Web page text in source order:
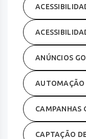
ANÚNCIOS
AUTOMAÇÃO
CAMPANHAS
CAPTAÇÃO